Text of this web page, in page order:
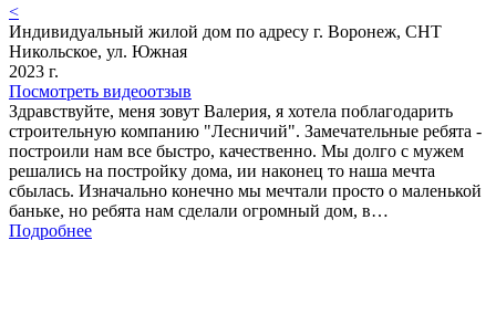
<
Индивидуальный жилой дом по адресу г. Воронеж, СНТ
Никольское, ул. Южная
2023 г.
Посмотреть видеоотзыв
Здравствуйте, меня зовут Валерия, я хотела поблагодарить
строительную компанию "Лесничий". Замечательные ребята -
построили нам все быстро, качественно. Мы долго с мужем
решались на постройку дома, ии наконец то наша мечта
сбылась. Изначально конечно мы мечтали просто о маленькой
баньке, но ребята нам сделали огромный дом, в…
Подробнее